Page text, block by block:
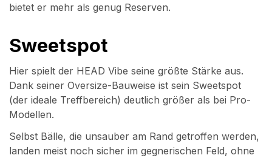
bietet er mehr als genug Reserven.
Sweetspot
Hier spielt der HEAD Vibe seine größte Stärke aus.
Dank seiner Oversize-Bauweise ist sein Sweetspot
(der ideale Treffbereich) deutlich größer als bei Pro-
Modellen.
Selbst Bälle, die unsauber am Rand getroffen werden,
landen meist noch sicher im gegnerischen Feld, ohne